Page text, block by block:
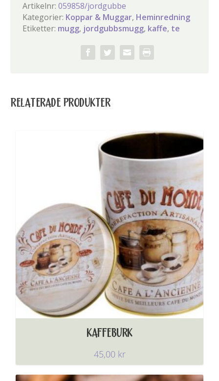
Artikelnr:059858/jordgubbe
Kategorier: Koppar & Muggar, Heminredning
Etiketter: mugg, jordgubbsmugg, kaffe, te
RELATERADE PRODUKTER
KAFFEBURK
45,00 kr